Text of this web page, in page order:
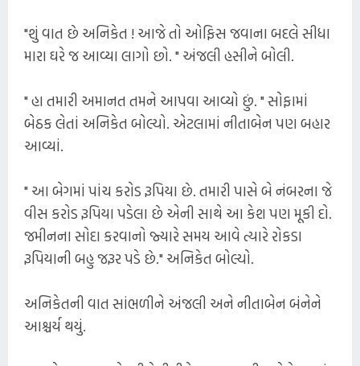
"શું વાત છે અનિકેત ! આજે તો ઓફિસ જવાના બદલે સીધા
મારા ઘરે જ આવ્યા લાગો છો. " અંજલી હસીને બોલી.
" હા તમારી અમાનત તમને આપવા આવ્યો છું. " સોફામાં
બેઠક લેતાં અનિકેત બોલ્યો. એટલામાં નીતાબેન પણ બહાર
આવ્યાં.
" આ બેગમાં પાંચ કરોડ રૂપિયા છે. તમારી પાસે બે નંબરના જે
વીસ કરોડ રૂપિયા પડેલા છે એની સાથે આ કેશ પણ મૂકી દો.
જમીનના સોદા કરવાનો જ્યારે સમય આવે ત્યારે રોકડા
રૂપિયાની બહુ જરૂર પડે છે." અનિકેત બોલ્યો.
અનિકેતની વાત સાંભળીને અંજલી અને નીતાબેન બંનેને
આશ્ચર્ય થયું.